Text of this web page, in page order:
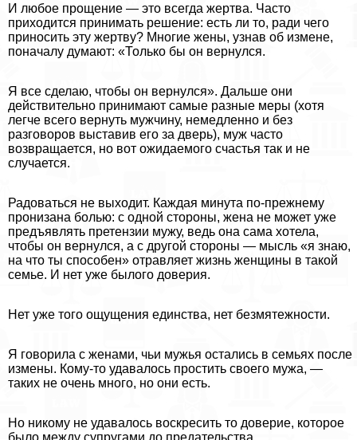
И любое прощение — это всегда жертва. Часто
приходится принимать решение: есть ли то, ради чего
приносить эту жертву? Многие жены, узнав об измене,
поначалу думают: «Только бы он вернулся.
Я все сделаю, чтобы он вернулся». Дальше они
действительно принимают самые разные меры (хотя
легче всего вернуть мужчину, немедленно и без
разговоров выставив его за дверь), муж часто
возвращается, но вот ожидаемого счастья так и не
случается.
Радоваться не выходит. Каждая минута по-прежнему
пронизана болью: с одной стороны, жена не может уже
предъявлять претензии мужу, ведь она сама хотела,
чтобы он вернулся, а с другой стороны — мысль «я знаю,
на что ты способен» отравляет жизнь женщины в такой
семье. И нет уже былого доверия.
Нет уже того ощущения единства, нет безмятежности.
Я говорила с женами, чьи мужья остались в семьях после
измены. Кому-то удавалось простить своего мужа, —
таких не очень много, но они есть.
Но никому не удавалось воскресить то доверие, которое
было между супругами до предательства.